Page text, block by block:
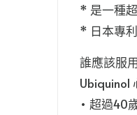
* 是一種
* 日本專
誰應該服
Ubiquinol
• 超過40